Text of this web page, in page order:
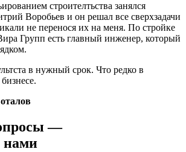
строителтьства занялся
Воробьев и он решал все сверхзадачи
не перенося их на меня. По стройке
Групп есть главный инженер, который
в нужный срок. Что редко в
—
нами